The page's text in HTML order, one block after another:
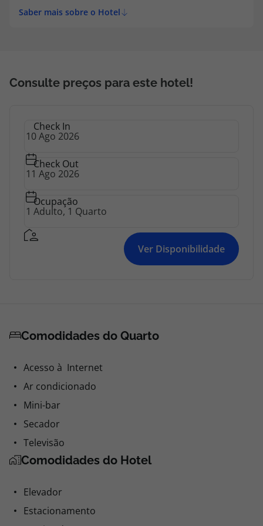
Saber mais sobre o Hotel
Consulte preços para este hotel!
Check In
Check Out
Ocupação
Ver Disponibilidade
Comodidades do Quarto
Acesso à Internet
Ar condicionado
Mini-bar
Secador
Televisão
Comodidades do Hotel
Elevador
Estacionamento